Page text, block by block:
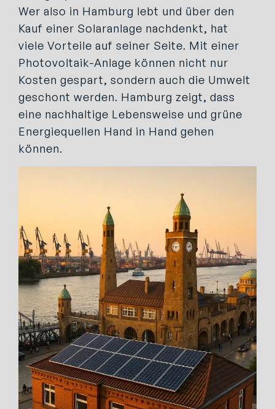
Wer also in Hamburg lebt und über den
Kauf einer Solaranlage nachdenkt, hat
viele Vorteile auf seiner Seite. Mit einer
Photovoltaik-Anlage können nicht nur
Kosten gespart, sondern auch die Umwelt
geschont werden. Hamburg zeigt, dass
eine nachhaltige Lebensweise und grüne
Energiequellen Hand in Hand gehen
können.